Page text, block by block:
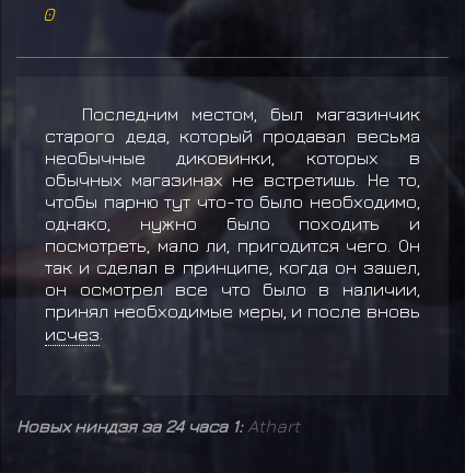
0
Последним местом, был магазинчик
старого деда, который продавал весьма
необычные диковинки, которых в
обычных магазинах не встретишь. Не то,
чтобы парню тут что-то было необходимо,
однако, нужно было походить и
посмотреть, мало ли, пригодится чего. Он
так и сделал в принципе, когда он зашел,
он осмотрел все что было в наличии,
принял необходимые меры, и после вновь
исчез.
Новых ниндзя за 24 часа 1: Athart